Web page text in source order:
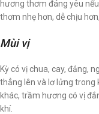
hương thơm đáng yêu
thơm nhẹ hơn, dễ chịu
Mùi vị
Kỳ có vị chua, cay, đắng,
thẳng lên và lơ lửng trong
khác, trầm hương có vị
khí.